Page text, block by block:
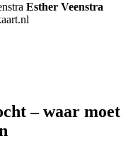
Esther Veenstra
– waar moet